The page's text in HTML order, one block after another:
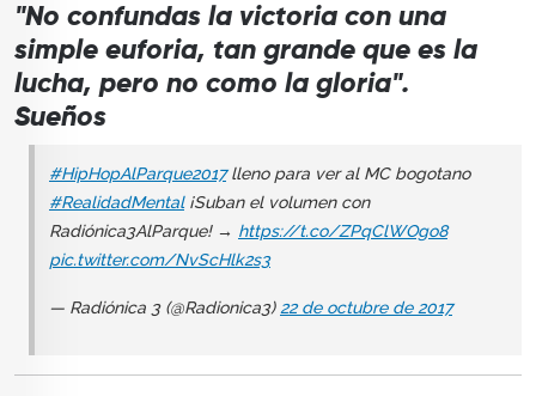
"No confundas la victoria con una
simple euforia, tan grande que es la
lucha, pero no como la gloria".
Sueños
#HipHopAlParque2017lleno para ver al MC bogotano
#RealidadMental¡Suban el volumen con
Radiónica3AlParque! → https://t.co/ZPqClWOgo8
pic.twitter.com/NvScHlk2s3
— Radiónica 3 (@Radionica3)22 de octubre de 2017